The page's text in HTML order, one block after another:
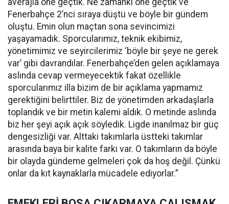
averajla öne geçtik. Ne zamanki öne geçtik ve
Fenerbahçe 2’nci sıraya düştü ve böyle bir gündem
oluştu. Emin olun maçtan sona sevincimizi
yaşayamadık. Sporcularımız, teknik ekibimiz,
yönetimimiz ve seyircilerimiz ‘böyle bir şeye ne gerek
var’ gibi davrandılar. Fenerbahçe’den gelen açıklamaya
aslında cevap vermeyecektik fakat özellikle
sporcularımız illa bizim de bir açıklama yapmamız
gerektiğini belirttiler. Biz de yönetimden arkadaşlarla
toplandık ve bir metin kalemi aldık. O metinde aslında
biz her şeyi açık açık söyledik. Ligde inanılmaz bir güç
dengesizliği var. Alttaki takımlarla üstteki takımlar
arasında baya bir kalite farkı var. O takımların da böyle
bir olayda gündeme gelmeleri çok da hoş değil. Çünkü
onlar da kıt kaynaklarla mücadele ediyorlar.”